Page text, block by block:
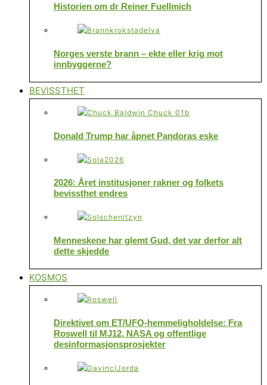
Historien om dr Reiner Fuellmich
Norges verste brann – ekte eller krig mot
innbyggerne?
BEVISSTHET
Donald Trump har åpnet Pandoras eske
2026: Året institusjoner rakner og folkets
bevissthet endres
Menneskene har glemt Gud, det var derfor alt
dette skjedde
KOSMOS
Direktivet om ET/UFO-hemmeligholdelse: Fra
Roswell til MJ12, NASA og offentlige
desinformasjonsprosjekter